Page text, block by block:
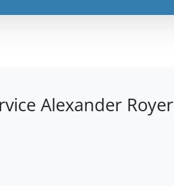
Alexander Royer